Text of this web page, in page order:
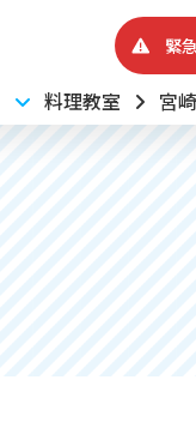
緊
料理教室 宮